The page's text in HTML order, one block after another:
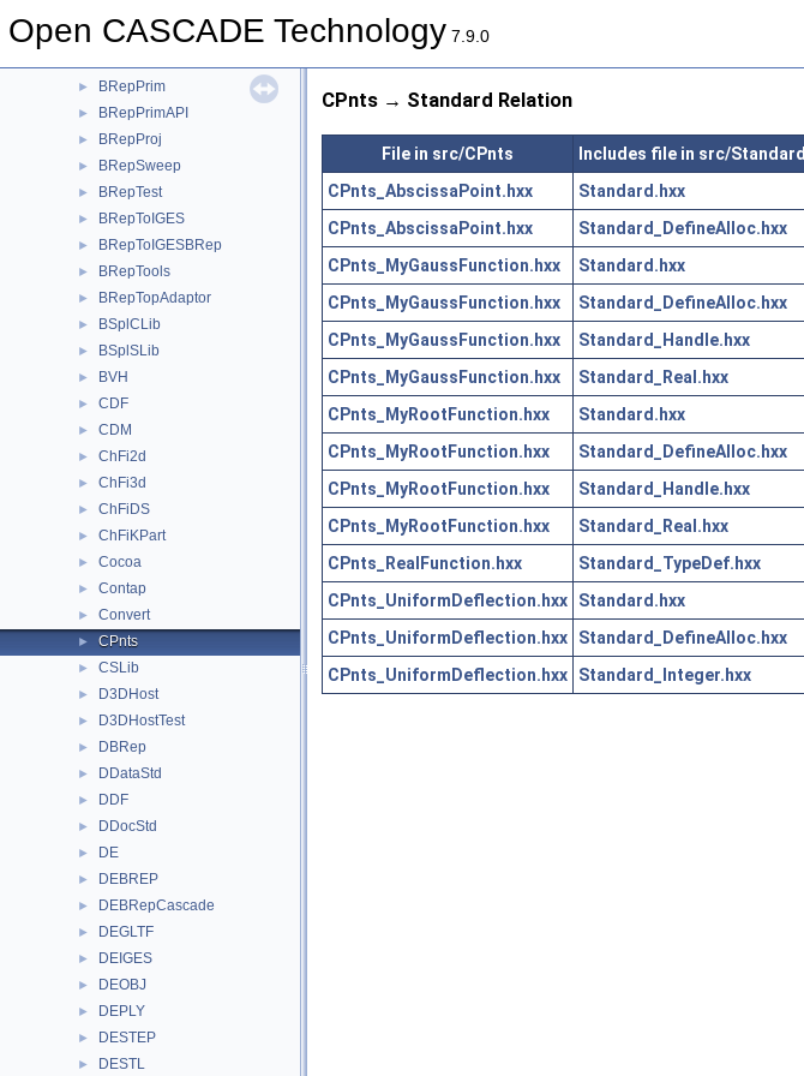
Open CASCADE Technology 7.9.0
► BRepOffsetAPI
► BRepPrim
► BRepPrimAPI
► BRepProj
► BRepSweep
► BRepTest
► BRepToIGES
► BRepToIGESBRep
► BRepTools
► BRepTopAdaptor
► BSplCLib
► BSplSLib
► BVH
► CDF
► CDM
► ChFi2d
► ChFi3d
► ChFiDS
► ChFiKPart
► Cocoa
► Contap
► Convert
► CPnts
► CSLib
► D3DHost
► D3DHostTest
► DBRep
► DDataStd
► DDF
► DDocStd
► DE
► DEBREP
► DEBRepCascade
► DEGLTF
► DEIGES
► DEOBJ
► DEPLY
► DESTEP
► DESTL
CPnts → Standard Relation
File in src/CPnts
Includes file in src/Standard
CPnts_AbscissaPoint.hxx
Standard.hxx
CPnts_AbscissaPoint.hxx
Standard_DefineAlloc.hxx
CPnts_MyGaussFunction.hxx
Standard.hxx
CPnts_MyGaussFunction.hxx
Standard_DefineAlloc.hxx
CPnts_MyGaussFunction.hxx
Standard_Handle.hxx
CPnts_MyGaussFunction.hxx
Standard_Real.hxx
CPnts_MyRootFunction.hxx
Standard.hxx
CPnts_MyRootFunction.hxx
Standard_DefineAlloc.hxx
CPnts_MyRootFunction.hxx
Standard_Handle.hxx
CPnts_MyRootFunction.hxx
Standard_Real.hxx
CPnts_RealFunction.hxx
Standard_TypeDef.hxx
CPnts_UniformDeflection.hxx
Standard.hxx
CPnts_UniformDeflection.hxx
Standard_DefineAlloc.hxx
CPnts_UniformDeflection.hxx
Standard_Integer.hxx